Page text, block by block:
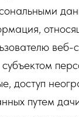
путем